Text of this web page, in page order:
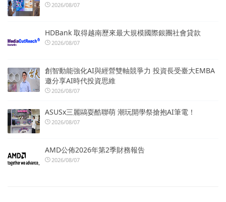
2026/08/07
HDBank 取得越南歷來最大規模國際銀團社會貸款
2026/08/07
創智動能強化AI與經營雙軸競爭力 投資長受臺大EMBA
邀分享AI時代投資思維
2026/08/07
ASUSx三麗鷗耍酷聯萌 潮玩開學祭搶抱AI筆電！
2026/08/07
AMD公佈2026年第2季財務報告
2026/08/07